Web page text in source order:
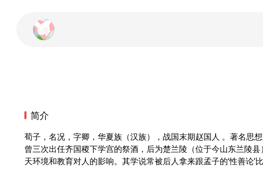
简介
荀子，名况，字卿，华夏族（汉族），战国末期赵国人 。著名思
曾三次出任齐国稷下学宫的祭酒，后为楚兰陵（位于今山东兰陵
天环境和教育对人的影响。其学说常被后人拿来跟孟子的‘性善论’